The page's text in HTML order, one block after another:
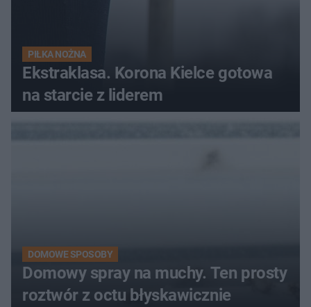
PIŁKA NOŻNA
Ekstraklasa. Korona Kielce gotowa
na starcie z liderem
DOMOWE SPOSOBY
Domowy spray na muchy. Ten prosty
roztwór z octu błyskawicznie